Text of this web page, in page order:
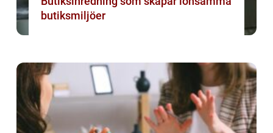
butiksmiljöer